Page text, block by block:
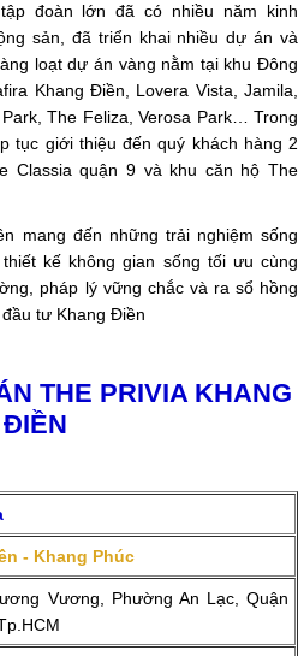
đoàn lớn đã có nhiều năm kinh
sản, đã triển khai nhiều dự án và
loạt dự án vàng nằm tại khu Đông
Khang Điền, Lovera Vista, Jamila,
The Feliza, Verosa Park… Trong
tục giới thiệu đến quý khách hàng 2
Classia quận 9 và khu căn hộ The
mang đến những trải nghiệm sống
kế không gian sống tối ưu cùng
pháp lý vững chắc và ra sổ hồng
tư Khang Điền
THE PRIVIA KHANG
ĐIỀN
- Khang Phúc
Vương, Phường An Lạc, Quận